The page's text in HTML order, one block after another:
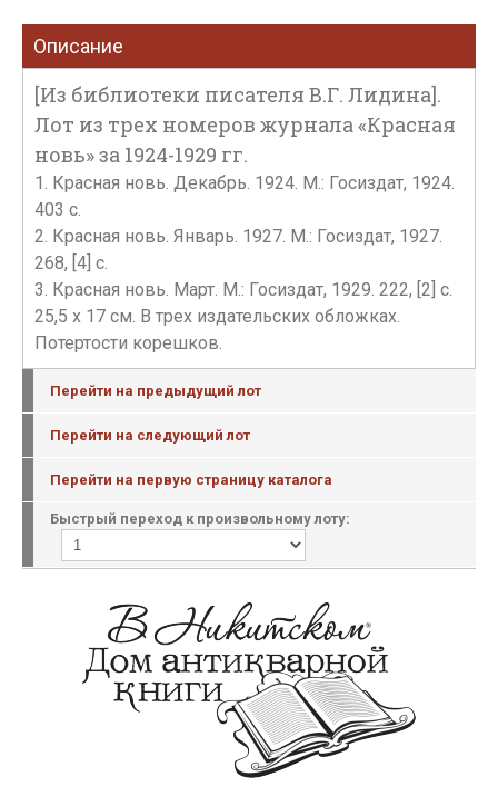
Описание
[Из библиотеки писателя В.Г. Лидина].
Лот из трех номеров журнала «Красная
новь» за 1924-1929 гг.
1. Красная новь. Декабрь. 1924. М.: Госиздат, 1924.
403 с.
2. Красная новь. Январь. 1927. М.: Госиздат, 1927.
268, [4] с.
3. Красная новь. Март. М.: Госиздат, 1929. 222, [2] с.
25,5 х 17 см. В трех издательских обложках.
Потертости корешков.
Перейти на предыдущий лот
Перейти на следующий лот
Перейти на первую страницу каталога
Быстрый переход к произвольному лоту: